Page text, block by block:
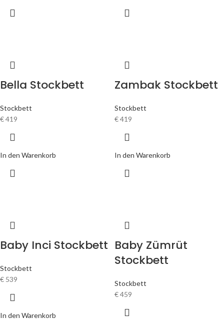
Bella Stockbett
Stockbett
€419
In den Warenkorb
Zambak Stockbett
Stockbett
€419
In den Warenkorb
Baby Inci Stockbett
Stockbett
€ 539
In den Warenkorb
Baby Zümrüt
Stockbett
Stockbett
€459